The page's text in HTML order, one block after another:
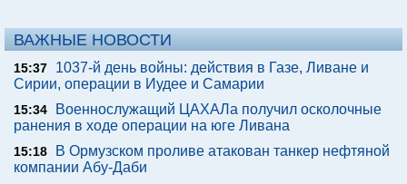
ВАЖНЫЕ НОВОСТИ
15:37
1037-й день войны: действия в Газе, Ливане и
Сирии, операции в Иудее и Самарии
15:34
Военнослужащий ЦАХАЛа получил осколочные
ранения в ходе операции на юге Ливана
15:18
В Ормузском проливе атакован танкер нефтяной
компании Абу-Даби